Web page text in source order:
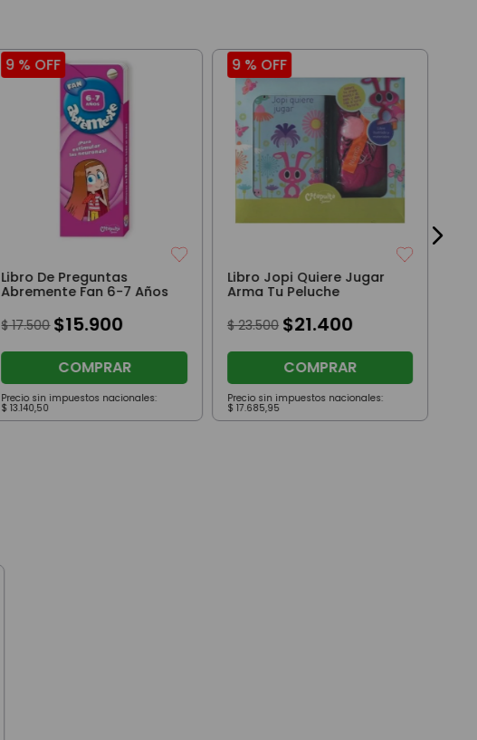
9 % OFF
Libro De Preguntas
Abremente Fan 6-7 Años
$ 17.500 $15.900
COMPRAR
Precio sin impuestos nacionales:
$ 13.140,50
9 % OFF
Libro Jopi Quiere Jugar
Arma Tu Peluche
$ 23.500 $21.400
COMPRAR
Precio sin impuestos nacionales:
$ 17.685,95